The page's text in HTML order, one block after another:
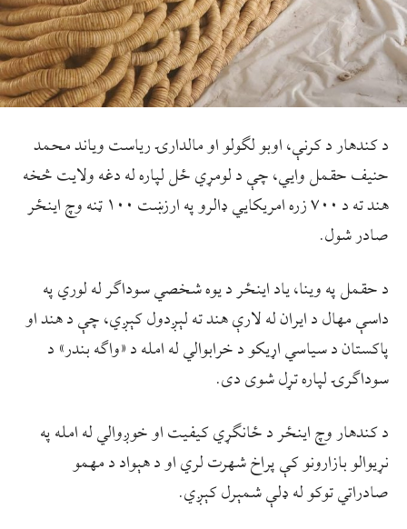
د کندهار د کرنې، اوبو لګولو او مالدارۍ ریاست ویاند محمد
حنیف حقمل وایي، چې د لومړي ځل لپاره له دغه ولایت څخه
هند ته د ۷۰۰ زره امریکايي ډالرو په ارزښت ۱۰۰ ټنه وچ اينځر
صادر شول.
د حقمل په وينا، یاد اينځر د یوه شخصي سوداګر له لوري په
داسې مهال د ایران له لارې هند ته لېږدول کېږي، چې د هند او
پاکستان د سیاسي اړیکو د خرابوالي له امله د «واګه بندر» د
سوداګرۍ لپاره تړل شوی دی.
د کندهار وچ اينځر د ځانګړي کیفیت او خوږوالي له امله په
نړیوالو بازارونو کې پراخ شهرت لري او د هېواد د مهمو
صادراتي توکو له ډلې شمېرل کېږي.